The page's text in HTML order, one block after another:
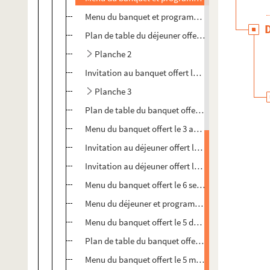
Menu du banquet et programme du concert
Plan de table du déjeuner offert le 16 octobre
Planche 2
Invitation au banquet offert le 18 mars 1910 à la
Planche 3
Plan de table du banquet offert le 18 mars 1910
Menu du banquet offert le 3 août 1910 par la
Invitation au déjeuner offert le 14 juin 1911 en
Invitation au déjeuner offert le 14 juin 1911 en
Menu du banquet offert le 6 septembre 1911
Menu du déjeuner et programme du concert
Menu du banquet offert le 5 décembre 1912 en
Plan de table du banquet offert le 5 mars 1913
Menu du banquet offert le 5 mai 1913 par la